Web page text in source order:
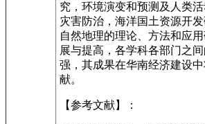
究，环境演变和预测及人类
灾害防治，海洋国土资源开
自然地理的理论、方法和应
展与提高，各学科各部门之
强，其成果在华南经济建设
献。
【参考文献】：